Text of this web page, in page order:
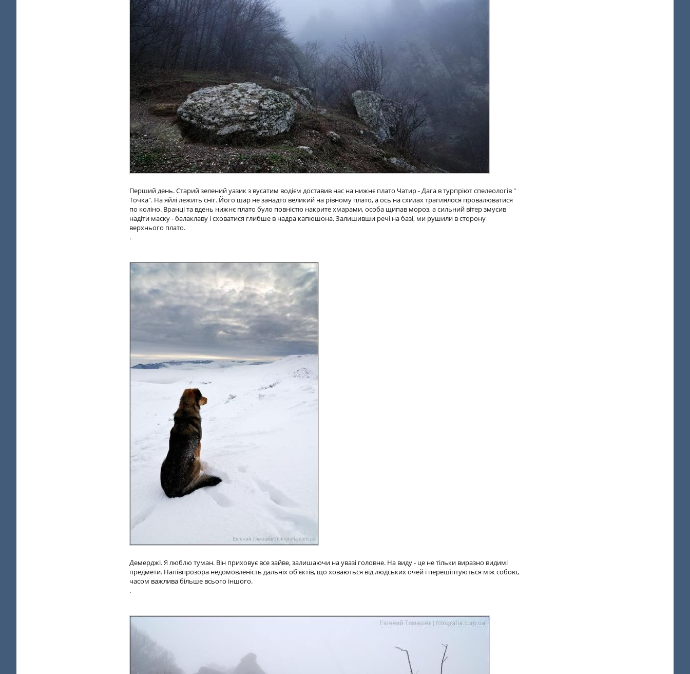
Перший день. Старий зелений уазик з вусатим водієм доставив нас на нижнє плато Чатир - Дага в турпріют спелеологів "
Точка". На яйлі лежить сніг. Його шар не занадто великий на рівному плато, а ось на схилах траплялося провалюватися
по коліно. Вранці та вдень нижнє плато було повністю накрите хмарами, особа щипав мороз, а сильний вітер змусив
надіти маску - балаклаву і сховатися глибше в надра капюшона. Залишивши речі на базі, ми рушили в сторону
верхнього плато.
.
Демерджі. Я люблю туман. Він приховує все зайве, залишаючи на увазі головне. На виду - це не тільки виразно видимі
предмети. Напівпрозора недомовленість дальніх об'єктів, що ховаються від людських очей і перешіптуються між собою,
часом важлива більше всього іншого.
.